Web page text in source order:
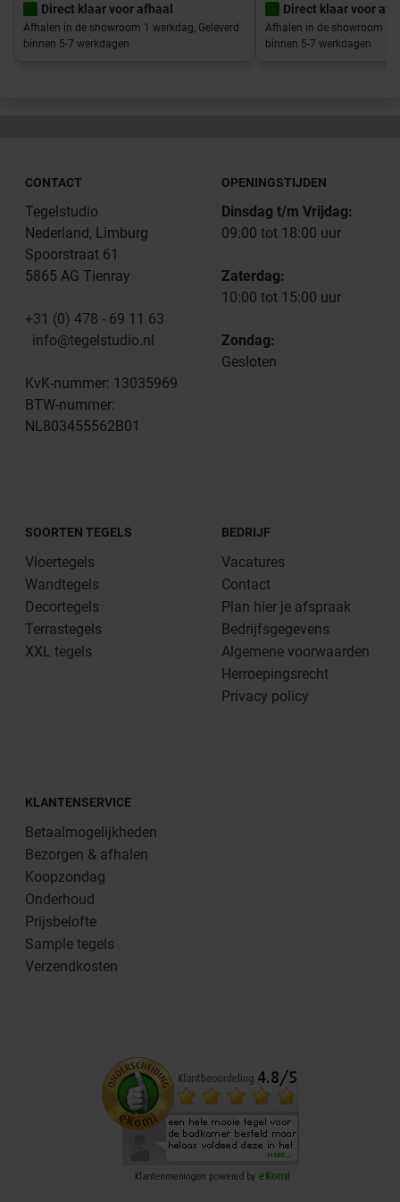
Direct klaar voor afhaal
Afhalen in de showroom 1 werkdag, Geleverd
binnen 5-7 werkdagen
Direct klaar voor
Afhalen in de showroom 1
binnen 5-7 werkdagen
CONTACT
Tegelstudio
Nederland, Limburg
Spoorstraat 61
5865 AG Tienray
+31 (0) 478 - 69 11 63
info@tegelstudio.nl
KvK-nummer: 13035969
BTW-nummer:
NL803455562B01
OPENINGSTIJDEN
Dinsdag t/m Vrijdag:
09:00 tot 18:00 uur
Zaterdag:
10:00 tot 15:00 uur
Zondag:
Gesloten
SOORTEN TEGELS
Vloertegels
Wandtegels
Decortegels
Terrastegels
XXL tegels
BEDRIJF
Vacatures
Contact
Plan hier je afspraak
Bedrijfsgegevens
Algemene voorwaarden
Herroepingsrecht
Privacy policy
KLANTENSERVICE
Betaalmogelijkheden
Bezorgen & afhalen
Koopzondag
Onderhoud
Prijsbelofte
Sample tegels
Verzendkosten